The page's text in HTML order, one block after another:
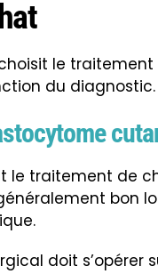
le traitement
du diagnostic.
le traitement de
bon
doit s’opérer